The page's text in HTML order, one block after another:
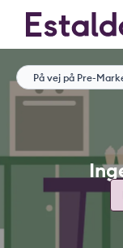
På vej på Pre-